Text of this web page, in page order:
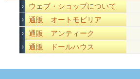
ウェブ・ショップについて
通販 オートモビリア
通販 アンティーク
通販 ドールハウス